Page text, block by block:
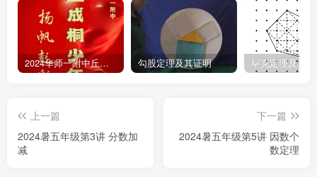
2024华师一附中丘班游园考试真题 勾股定理及其证明 毕克定理及其
上一篇
2024暑五年级第3讲 分数加
减
下一篇
2024暑五年级第5讲 因数个
数定理